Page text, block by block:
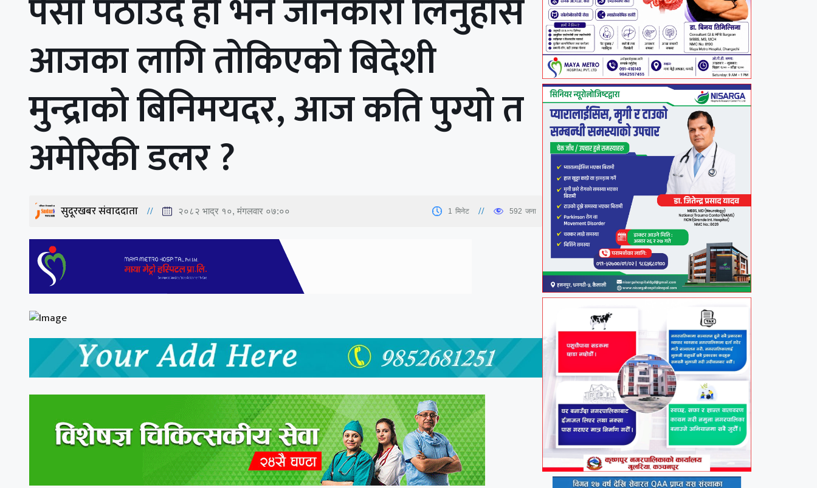
पैसा पठाउदै हो भने जानकारी लिनुहोस
आजका लागि तोकिएको बिदेशी
मुन्द्राको बिनिमयदर, आज कति पुग्यो त
अमेरिकी डलर ?
सुदूरखबर संवाददाता २०८२ भाद्र १०, मंगलवार ०७:०० 1 मिनेट 592 जना